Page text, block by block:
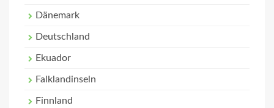
Dänemark
Deutschland
Ekuador
Falklandinseln
Finnland